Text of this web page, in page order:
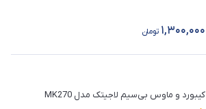
1,300,000 تومان
کیبورد و ماوس بی‌سیم لاجیتک مدل MK270